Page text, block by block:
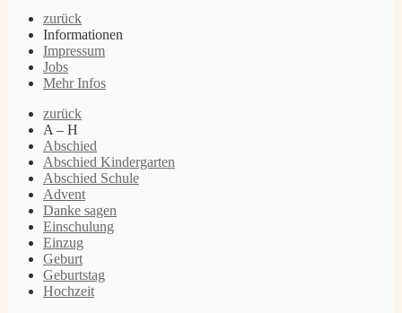
zurück
Informationen
Impressum
Jobs
Mehr Infos
zurück
A – H
Abschied
Abschied Kindergarten
Abschied Schule
Advent
Danke sagen
Einschulung
Einzug
Geburt
Geburtstag
Hochzeit